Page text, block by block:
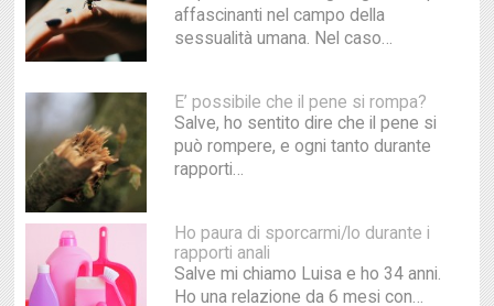
affascinanti nel campo della
sessualità umana. Nel caso…
E’ possibile che il pene si rompa?
Salve, ho sentito dire che il pene si
può rompere, e ogni tanto durante
rapporti…
Ho paura di sporcarmi/lo durante i
rapporti anali
Salve mi chiamo Luisa e ho 34 anni.
Ho una relazione da 6 mesi con…